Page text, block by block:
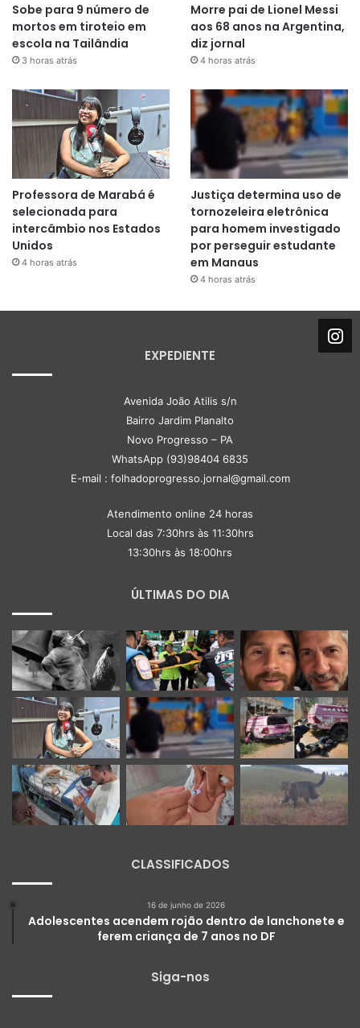
Sobe para 9 número de
mortos em tiroteio em
escola na Tailândia
3 horas atrás
Morre pai de Lionel Messi
aos 68 anos na Argentina,
diz jornal
4 horas atrás
Professora de Marabá é
selecionada para
intercâmbio nos Estados
Unidos
4 horas atrás
Justiça determina uso de
tornozeleira eletrônica
para homem investigado
por perseguir estudante
em Manaus
4 horas atrás
EXPEDIENTE
Avenida João Atilis s/n
Bairro Jardim Planalto
Novo Progresso – PA
WhatsApp (93)98404 6835
E-mail : folhadoprogresso.jornal@gmail.com
Atendimento online 24 horas
Local das 7:30hrs às 11:30hrs
13:30hrs às 18:00hrs
ÚLTIMAS DO DIA
CLASSIFICADOS
16 de junho de 2026
Adolescentes acendem rojão dentro de lanchonete e
ferem criança de 7 anos no DF
Siga-nos